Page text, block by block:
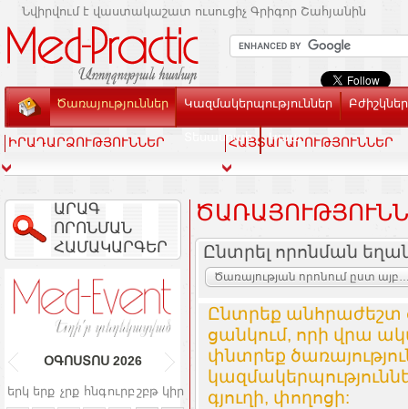
Նվիրվում է վաստակաշատ ուսուցիչ Գրիգոր Շահյանին
Ծառայություններ Կազմակերպություններ Բժիշկներ
Տեսասրահ Կապ
ԻՐԱԴԱՐՁՈՒԹՅՈՒՆՆԵՐ ՀԱՅՏԱՐԱՐՈՒԹՅՈՒՆՆԵՐ
ԱՐԱԳ
ՈՐՈՆՄԱՆ
ՀԱՄԱԿԱՐԳԵՐ
ՕԳՈՍՏՈՍ 2026
երկ երք չրք հնգուրբ շբթ կիր
Ընտրել որոնման
Ծառայության որոնում ըստ
Ընտրեք անհրաժեշտ
ցանկում, որի վրա
փնտրեք
գյուղի, փողոցի: